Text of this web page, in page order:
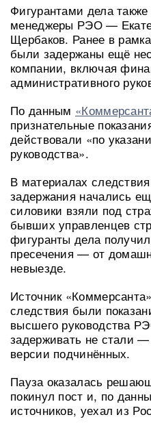
Фигурантами дела
менеджеры РЭО —
Щербаков. Ранее в
были задержаны ещё
компании, включая
административного
По данным
признательные
действовали «по
руководства».
В материалах
задержания начались
силовики взяли под
бывших управленцев
фигуранты дела
пресечения — от
невыезде.
Источник
следствия были
высшего руководства
задерживать не стали
версии подчинённых.
Пауза оказалась
покинул пост и, по
источников, уехал из